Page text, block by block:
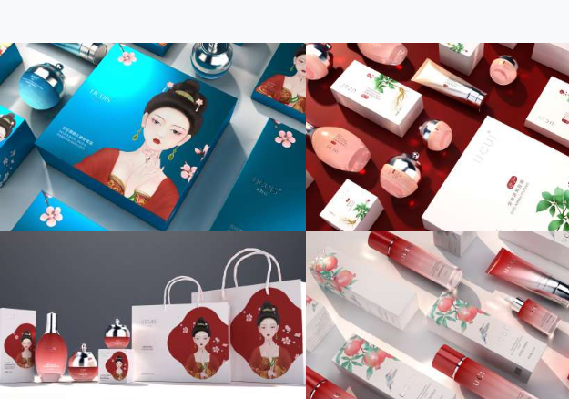
国潮风中草药人参植物护肤品包装设计
化妆品包装设计/化妆品品牌设计
化妆品品牌海洋主题视频包装设计
品牌全案策划/化妆品包装设计
ucui 石榴护肤系列包装设计
化妆品包装设计/化妆品品牌设计
国潮风瑞美桃花里VI设计
LOGO设计/vi设计